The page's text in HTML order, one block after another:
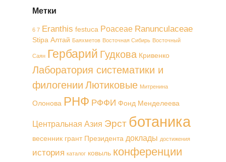
Метки
6 7 Eranthis festuca Poaceae Ranunculaceae
Stipa Алтай Баяхметов Восточная Сибирь Восточный
Саян Гербарий Гудкова Кривенко
Лаборатория систематики и
филогении Лютиковые Митренина
Олонова РНФ РФФИ Фонд Менделеева
Центральная Азия Эрст ботаника
весенник грант Президента доклады достижения
история каталог ковыль конференции